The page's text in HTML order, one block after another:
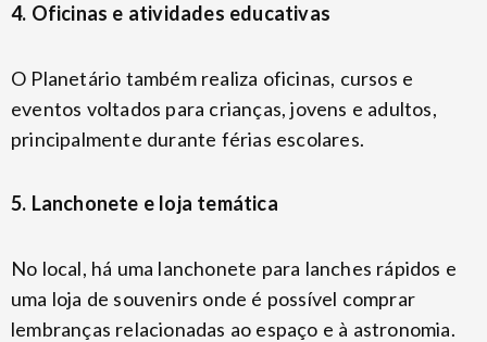
4. Oficinas e atividades educativas
O Planetário também realiza oficinas, cursos e
eventos voltados para crianças, jovens e adultos,
principalmente durante férias escolares.
5. Lanchonete e loja temática
No local, há uma lanchonete para lanches rápidos e
uma loja de souvenirs onde é possível comprar
lembranças relacionadas ao espaço e à astronomia.